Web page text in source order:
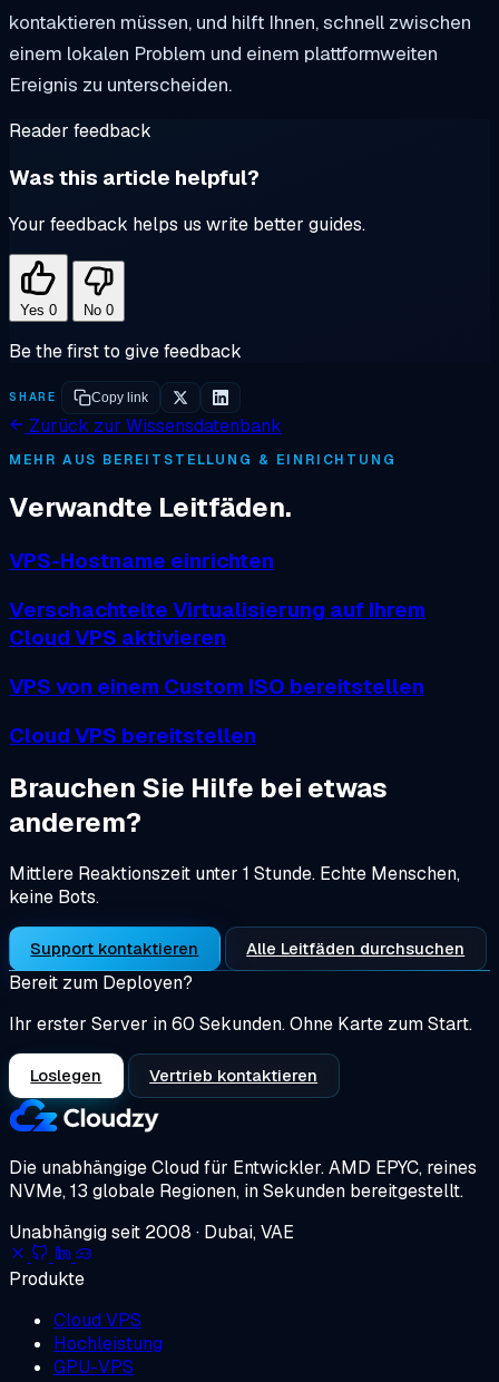
kontaktieren müssen, und hilft Ihnen, schnell zwischen
einem lokalen Problem und einem plattformweiten
Ereignis zu unterscheiden.
Reader feedback
Was this article helpful?
Your feedback helps us write better guides.
Yes 0 No 0
Be the first to give feedback
SHARE Copy link
Zurück zur Wissensdatenbank
MEHR AUS BEREITSTELLUNG & EINRICHTUNG
Verwandte Leitfäden.
VPS-Hostname einrichten
Verschachtelte Virtualisierung auf Ihrem
Cloud VPS aktivieren
VPS von einem Custom ISO bereitstellen
Cloud VPS bereitstellen
Brauchen Sie Hilfe bei etwas
anderem?
Mittlere Reaktionszeit unter 1 Stunde. Echte Menschen,
keine Bots.
Support kontaktieren Alle Leitfäden durchsuchen
Bereit zum Deployen?
Ihr erster Server in 60 Sekunden. Ohne Karte zum Start.
Loslegen Vertrieb kontaktieren
Die unabhängige Cloud für Entwickler.AMD EPYC, reines
NVMe, 13 globale Regionen, in Sekunden bereitgestellt.
Unabhängig seit 2008 · Dubai, VAE
Produkte
Cloud VPS
Hochleistung
GPU-VPS